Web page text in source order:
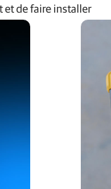
et de faire installer